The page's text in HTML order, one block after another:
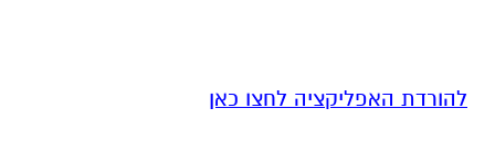
להורדת האפליקציה לחצו כאן